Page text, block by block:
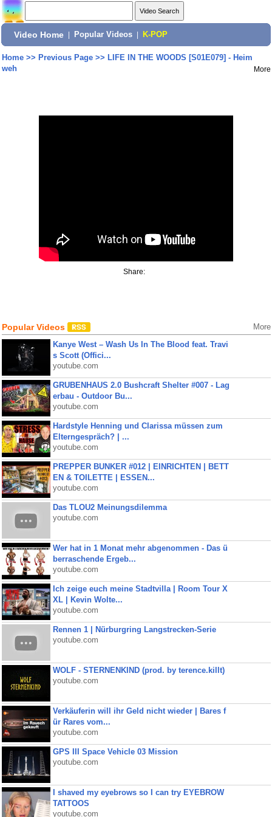
Video Home Popular Videos K-POP
Home>> Previous Page>> LIFE IN THE WOODS [S01E079] - Heim
weh
More
Share:
Popular Videos More
Kanye West – Wash Us In The Blood feat. Travi
s Scott (Offici...
youtube.com
GRUBENHAUS 2.0 Bushcraft Shelter #007 - Lag
erbau - Outdoor Bu...
youtube.com
Hardstyle Henning und Clarissa müssen zum
Elterngespräch? | ...
youtube.com
PREPPER BUNKER #012 | EINRICHTEN | BETT
EN & TOILETTE | ESSEN...
youtube.com
Das TLOU2 Meinungsdilemma
youtube.com
Wer hat in 1 Monat mehr abgenommen - Das ü
berraschende Ergeb...
youtube.com
Ich zeige euch meine Stadtvilla | Room Tour X
XL | Kevin Wolte...
youtube.com
Rennen 1 | Nürburgring Langstrecken-Serie
youtube.com
WOLF - STERNENKIND (prod. by terence.killt)
youtube.com
Verkäuferin will ihr Geld nicht wieder | Bares f
ür Rares vom...
youtube.com
GPS III Space Vehicle 03 Mission
youtube.com
I shaved my eyebrows so I can try EYEBROW
TATTOOS
youtube.com